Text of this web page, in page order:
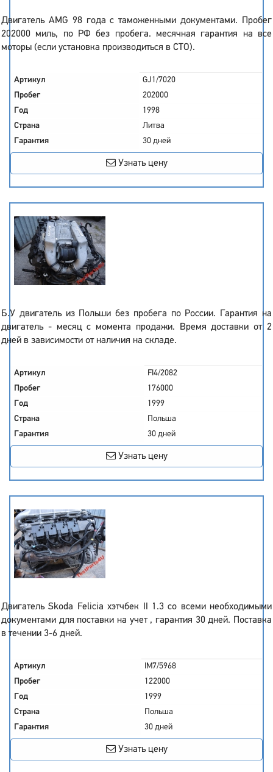
Двигатель AMG 98 года с таможенными документами. Пробег
202000 миль, по РФ без пробега. месячная гарантия на все
моторы (если установка производиться в СТО).
Артикул
GJ1/7020
Пробег
202000
Год
1998
Страна
Литва
Гарантия
30 дней
Узнать цену
Б.У двигатель из Польши без пробега по России. Гарантия на
двигатель - месяц с момента продажи. Время доставки от 2
дней в зависимости от наличия на складе.
Артикул
FI4/2082
Пробег
176000
Год
1999
Страна
Польша
Гарантия
30 дней
Узнать цену
Двигатель Skoda Felicia хэтчбек II 1.3 со всеми необходимыми
документами для поставки на учет , гарантия 30 дней. Поставка
в течении 3-6 дней.
Артикул
IM7/5968
Пробег
122000
Год
1999
Страна
Польша
Гарантия
30 дней
Узнать цену